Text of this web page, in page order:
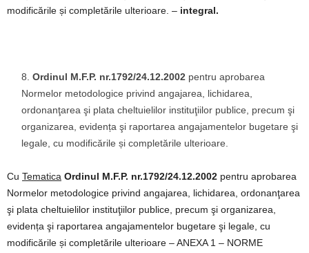
modificările și completările ulterioare. – integral.
Ordinul M.F.P. nr.1792/24.12.2002 pentru aprobarea
Normelor metodologice privind angajarea, lichidarea,
ordonanţarea şi plata cheltuielilor instituţiilor publice, precum şi
organizarea, evidența şi raportarea angajamentelor bugetare şi
legale, cu modificările și completările ulterioare.
Cu Tematica Ordinul M.F.P. nr.1792/24.12.2002 pentru aprobarea
Normelor metodologice privind angajarea, lichidarea, ordonanţarea
şi plata cheltuielilor instituţiilor publice, precum şi organizarea,
evidența şi raportarea angajamentelor bugetare şi legale, cu
modificările și completările ulterioare – ANEXA 1 – NORME